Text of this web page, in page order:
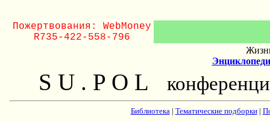
Пожертвования: WebMoney
R735-422-558-796
S U . P O L
Библиотека| Тематические подборки|